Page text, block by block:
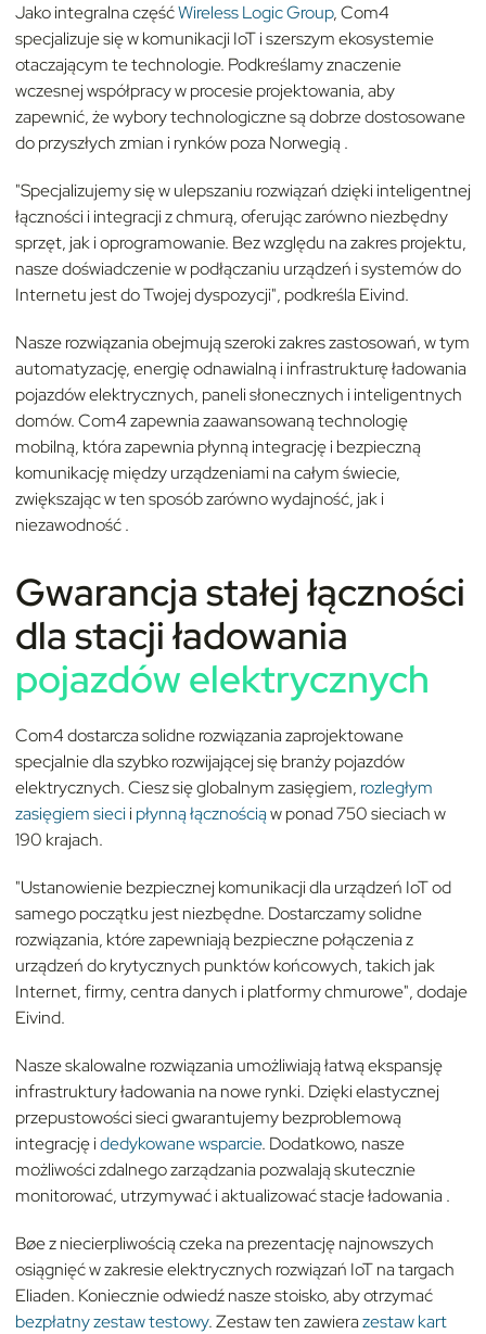
Jako integralna częśćWireless Logic Group, Com4
specjalizuje się w komunikacji IoT i szerszym ekosystemie
otaczającym te technologie. Podkreślamy znaczenie
wczesnej współpracy w procesie projektowania, aby
zapewnić, że wybory technologiczne są dobrze dostosowane
do przyszłych zmian i rynków poza Norwegią .
"Specjalizujemy się w ulepszaniu rozwiązań dzięki inteligentnej
łączności i integracji z chmurą, oferując zarówno niezbędny
sprzęt, jak i oprogramowanie. Bez względu na zakres projektu,
nasze doświadczenie w podłączaniu urządzeń i systemów do
Internetu jest do Twojej dyspozycji", podkreśla Eivind.
Nasze rozwiązania obejmują szeroki zakres zastosowań, w tym
automatyzację, energię odnawialną i infrastrukturę ładowania
pojazdów elektrycznych, paneli słonecznych i inteligentnych
domów. Com4 zapewnia zaawansowaną technologię
mobilną, która zapewnia płynną integrację i bezpieczną
komunikację między urządzeniami na całym świecie,
zwiększając w ten sposób zarówno wydajność, jak i
niezawodność.
Gwarancja stałej łączności
dla stacji ładowania
pojazdów elektrycznych
Com4 dostarcza solidne rozwiązania zaprojektowane
specjalnie dla szybko rozwijającej się branży pojazdów
elektrycznych. Ciesz się globalnym zasięgiem, rozległym
zasięgiem sieciipłynną łącznościąw ponad 750 sieciach w
190 krajach.
"Ustanowienie bezpiecznej komunikacji dla urządzeń IoT od
samego początku jest niezbędne. Dostarczamy solidne
rozwiązania, które zapewniają bezpieczne połączenia z
urządzeń do krytycznych punktów końcowych, takich jak
Internet, firmy, centra danych i platformy chmurowe", dodaje
Eivind.
Nasze skalowalne rozwiązania umożliwiają łatwą ekspansję
infrastruktury ładowania na nowe rynki. Dzięki elastycznej
przepustowości sieci gwarantujemy bezproblemową
integrację idedykowane wsparcie. Dodatkowo, nasze
możliwości zdalnego zarządzania pozwalają skutecznie
monitorować, utrzymywać i aktualizować stacje ładowania .
Bøe z niecierpliwością czeka na prezentację najnowszych
osiągnięć w zakresie elektrycznych rozwiązań IoT na targach
Eliaden. Koniecznie odwiedź nasze stoisko, aby otrzymać
bezpłatny zestaw testowy. Zestaw ten zawierazestaw kart